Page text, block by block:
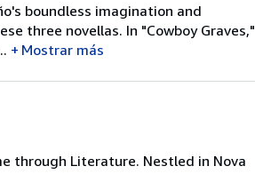
boundless imagination and
three novellas. In "Cowboy Graves,"
Mostrar más
through Literature. Nestled in Nova